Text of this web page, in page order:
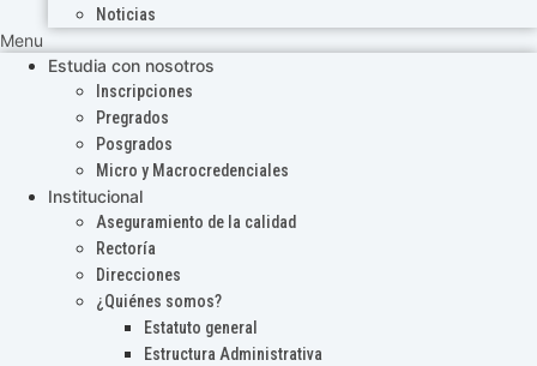
Noticias
Menu
Estudia con nosotros
Inscripciones
Pregrados
Posgrados
Micro y Macrocredenciales
Institucional
Aseguramiento de la calidad
Rectoría
Direcciones
¿Quiénes somos?
Estatuto general
Estructura Administrativa